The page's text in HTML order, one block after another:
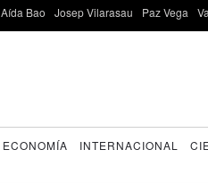
Aída Bao Josep Vilarasau Paz Vega
ECONOMÍA INTERNACIONAL